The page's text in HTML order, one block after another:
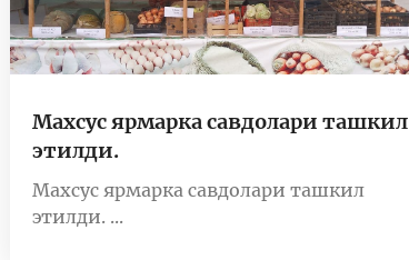
Mахсус ярмарка савдолари ташкил
этилди.
Mахсус ярмарка савдолари ташкил
этилди. ...